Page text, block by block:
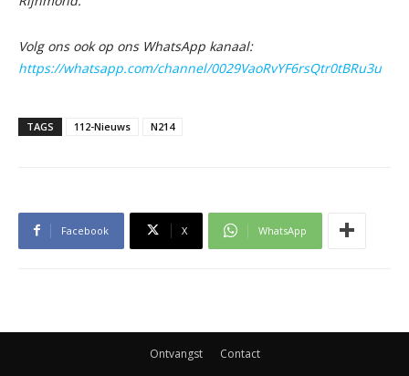
Volg ons ook op ons WhatsApp kanaal:
https://whatsapp.com/channel/0029VaoRvYF6rsQtr0tBRu3u
TAGS 112-Nieuws N214
Facebook X WhatsApp
Ontvangst Contact